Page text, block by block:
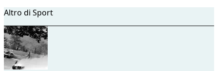
Altro di Sport